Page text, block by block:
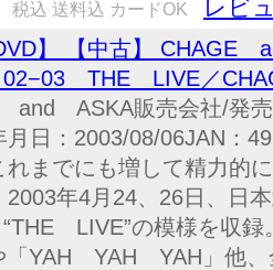
税込 送料込 カードOK レビ
DVD】 【中古】
THE LIVE／
and ASKA販売会社/発売
月日：2003/08/06JAN：
れまでにも増して精力
2003年4月24、26日、日
LIVE”の模様を収
「YAH YAH YAH」他、